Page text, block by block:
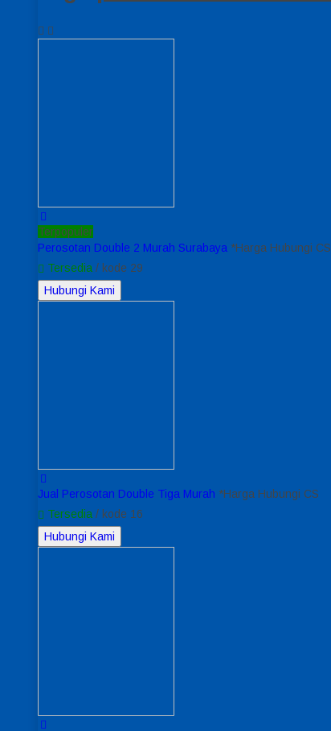
Terpopuler
Perosotan Double 2 Murah Surabaya *Harga Hubungi CS
Tersedia / kode 29
Hubungi Kami
Jual Perosotan Double Tiga Murah *Harga Hubungi CS
Tersedia / kode 16
Hubungi Kami